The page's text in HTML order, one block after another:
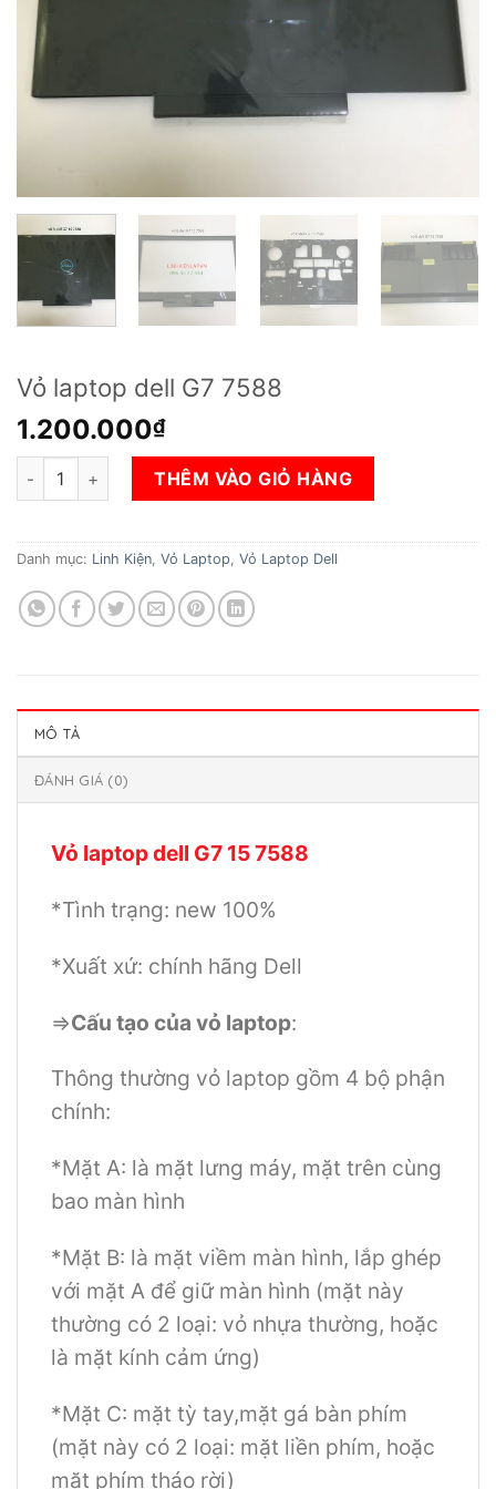
Vỏ laptop dell G7 7588
1.200.000₫
Vỏ laptop dell G7 7588 số lượng
THÊM VÀO GIỎ HÀNG
Danh mục: Linh Kiện, Vỏ Laptop, Vỏ Laptop Dell
MÔ TẢ
ĐÁNH GIÁ (0)
Vỏ laptop dell G7 15 7588
*Tình trạng: new 100%
*Xuất xứ: chính hãng Dell
=>Cấu tạo của vỏ laptop:
Thông thường vỏ laptop gồm 4 bộ phận
chính:
*Mặt A: là mặt lưng máy, mặt trên cùng
bao màn hình
*Mặt B: là mặt viềm màn hình, lắp ghép
với mặt A để giữ màn hình (mặt này
thường có 2 loại: vỏ nhựa thường, hoặc
là mặt kính cảm ứng)
*Mặt C: mặt tỳ tay,mặt gá bàn phím
(mặt này có 2 loại: mặt liền phím, hoặc
mặt phím tháo rời)